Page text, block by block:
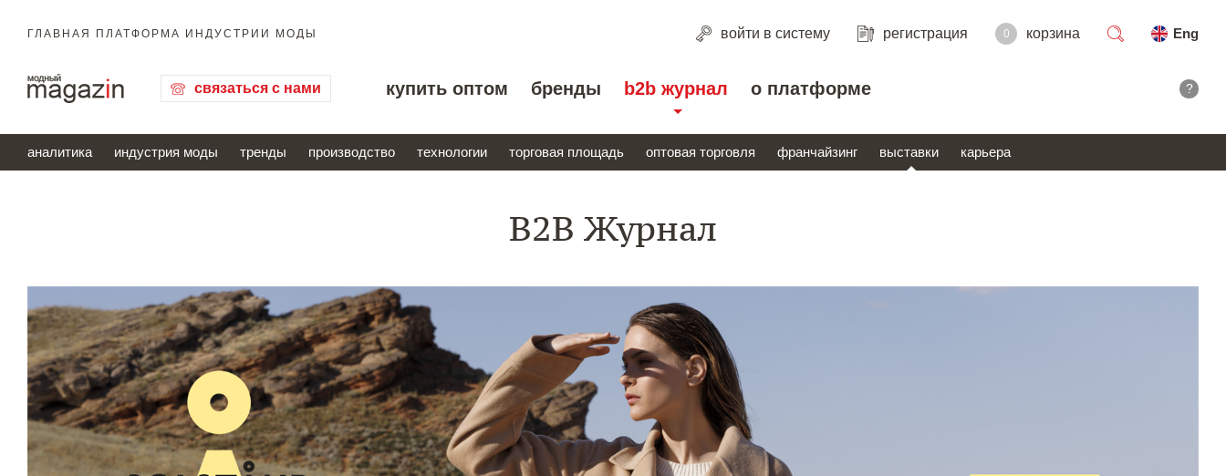
ГЛАВНАЯ ПЛАТФОРМА ИНДУСТРИИ МОДЫ войти в систему регистрация 0 корзина
Eng
связаться с нами купить оптом бренды b2b журнал о платформе ?
аналитика индустрия моды тренды производство технологии торговая площадь оптовая торговля франчайзинг выставки карьера
B2B Журнал